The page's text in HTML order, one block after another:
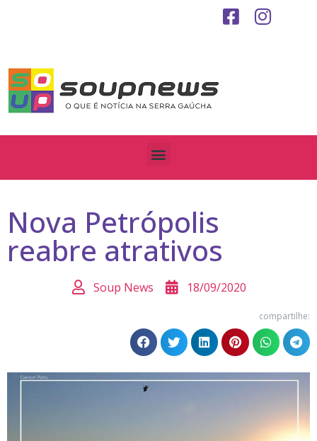
Nova Petrópolis
reabre atrativos
Soup News 18/09/2020
compartilhe: